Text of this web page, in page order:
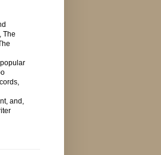
The
and,